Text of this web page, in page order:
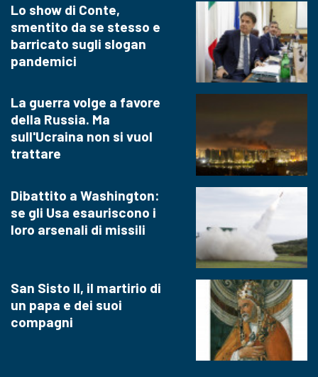
Lo show di Conte,
smentito da se stesso e
barricato sugli slogan
pandemici
La guerra volge a favore
della Russia. Ma
sull'Ucraina non si vuol
trattare
Dibattito a Washington:
se gli Usa esauriscono i
loro arsenali di missili
San Sisto II, il martirio di
un papa e dei suoi
compagni